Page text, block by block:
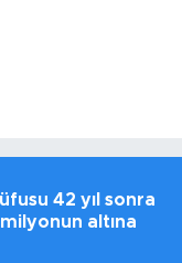
42 yıl sonra
altına